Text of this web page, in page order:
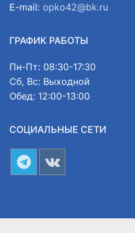
E-mail: opko42@bk.ru
ГРАФИК РАБОТЫ
Пн-Пт: 08:30-17:30
Сб, Вс: Выходной
Обед: 12:00-13:00
СОЦИАЛЬНЫЕ СЕТИ